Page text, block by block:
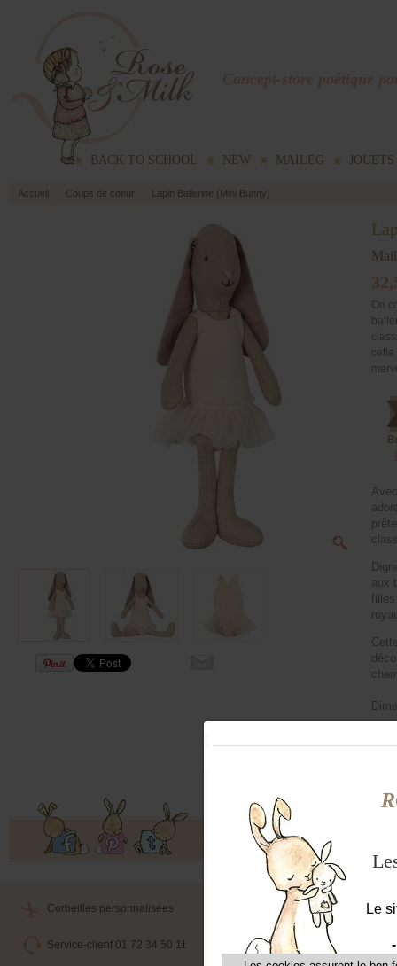
Concept-store poétique
BACK TO SCHOOL NEW MAILEG JOUETS
Accueil Coups de coeur Lapin Ballerine (Mini Bunny)
On
aux
Offres exclusives, ventes
Corbeilles personnalisées Livraison maternité
Service-client 01 72 34 50 11 Echange et retour simple